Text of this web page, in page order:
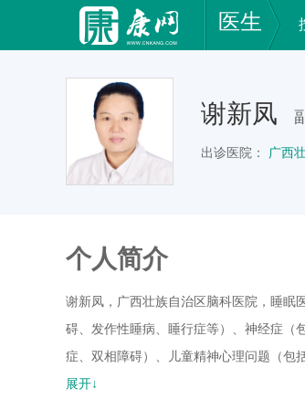
医生
谢新凤
出诊医院： 广西
个人简介
谢新凤，广西壮族自治区脑科医院，睡眠
碍、发作性睡病、睡行症等）、神经症（
症、双相障碍）、儿童精神心理问题（包
业于广西医科大学临床医学系，主要从事
展开↓